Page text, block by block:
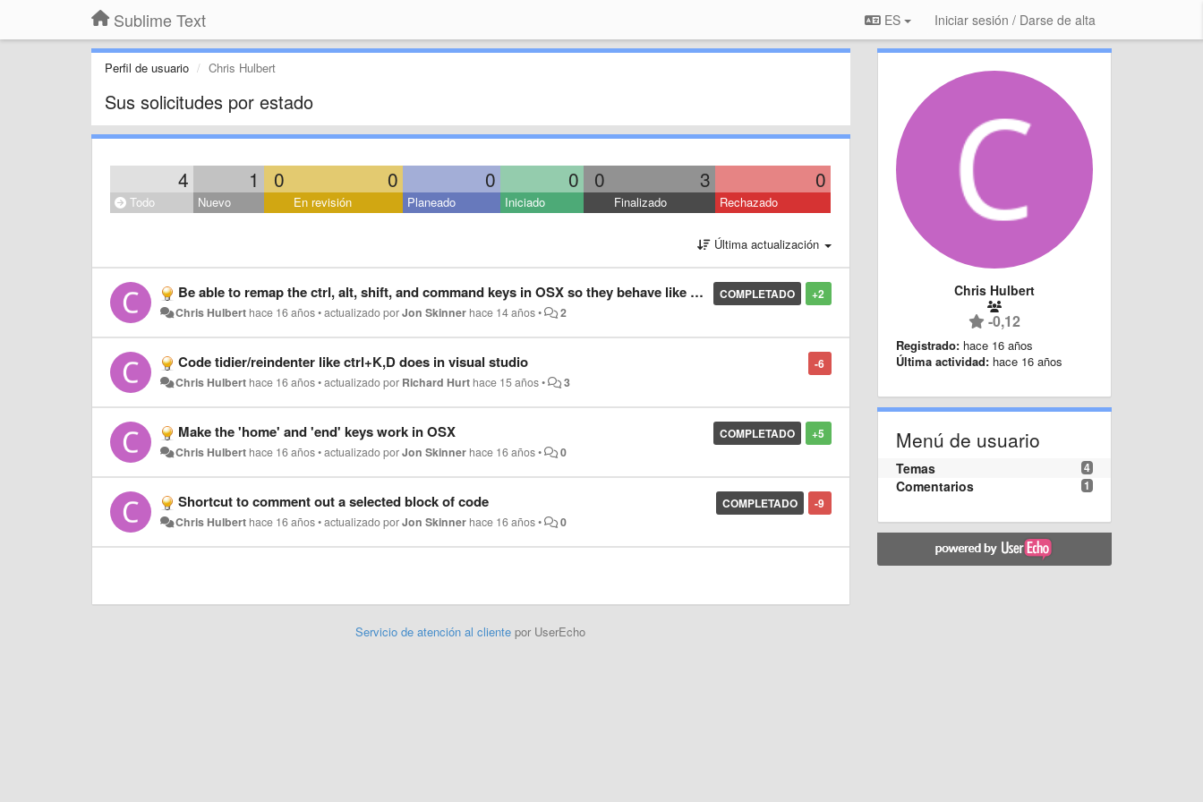
Sublime Text ES Iniciar sesión / Darse de alta
Perfil de usuario Chris Hulbert
Sus solicitudes por estado
4 1 0 0 0 0 0 3 0
Todo Nuevo En revisión Planeado Iniciado Finalizado Rechazado
Última actualización
+2
COMPLETADO
Be able to remap the ctrl, alt, shift, and command keys in OSX so they behave like on PC
Chris Hulbert hace 16 años•actualizado porJon Skinner hace 14 años• 2
-6
Code tidier/reindenter like ctrl+K,D does in visual studio
Chris Hulbert hace 16 años•actualizado por Richard Hurt hace 15 años• 3
+5
COMPLETADO
Make the 'home' and 'end' keys work in OSX
Chris Hulbert hace 16 años•actualizado porJon Skinner hace 16 años• 0
-9
COMPLETADO
Shortcut to comment out a selected block of code
Chris Hulbert hace 16 años•actualizado porJon Skinner hace 16 años• 0
Servicio de atención al clientepor UserEcho
Chris Hulbert
-0,12
Registrado: hace 16 años
Última actividad: hace 16 años
Menú de usuario
4
Temas
1
Comentarios